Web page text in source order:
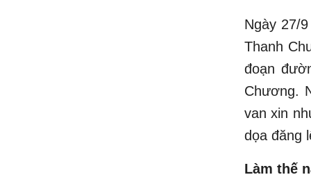
Ngày 27/
Thanh
đoạn
Chương.
van xin
dọa đăng
Làm thế